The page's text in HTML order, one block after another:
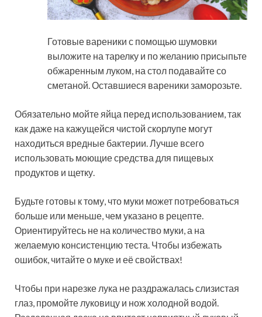
Готовые вареники с помощью шумовки
выложите на тарелку и по желанию присыпьте
обжаренным луком, на стол подавайте со
сметаной. Оставшиеся вареники заморозьте.
Обязательно мойте яйца перед использованием, так
как даже на кажущейся чистой скорлупе могут
находиться вредные бактерии. Лучше всего
использовать моющие средства для пищевых
продуктов и щетку.
Будьте готовы к тому, что муки может потребоваться
больше или меньше, чем указано в рецепте.
Ориентируйтесь не на количество муки, а на
желаемую консистенцию теста. Чтобы избежать
ошибок, читайте о муке и её свойствах!
Чтобы при нарезке лука не раздражалась слизистая
глаз, промойте луковицу и нож холодной водой.